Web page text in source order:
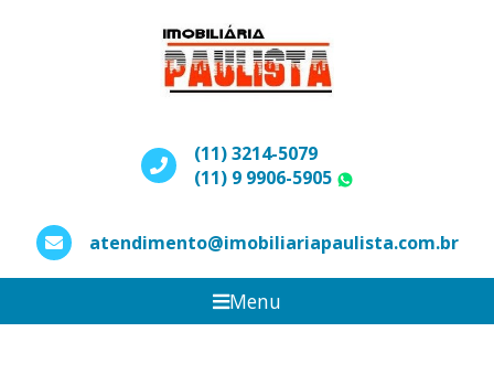
(11) 3214-5079
(11) 9 9906-5905
atendimento@imobiliariapaulista.com.br
Menu